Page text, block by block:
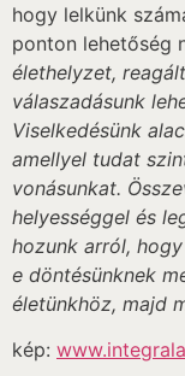
hogy lelkünk
ponton lehetőség
élethelyzet,
válaszadásunk
Viselkedésünk
amellyel tudat
vonásunkat.
helyességgel és
hozunk arról,
e döntésünknek
életünkhöz, majd
kép: